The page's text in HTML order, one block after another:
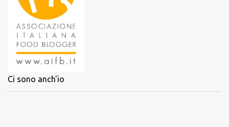
Ci sono anch'io